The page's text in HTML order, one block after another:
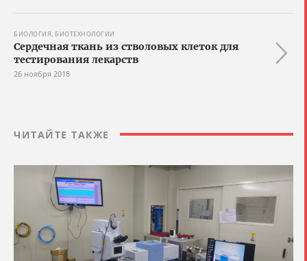
БИОЛОГИЯ, БИОТЕХНОЛОГИИ
Сердечная ткань из стволовых клеток для
тестирования лекарств
26 ноября 2018
ЧИТАЙТЕ ТАКЖЕ